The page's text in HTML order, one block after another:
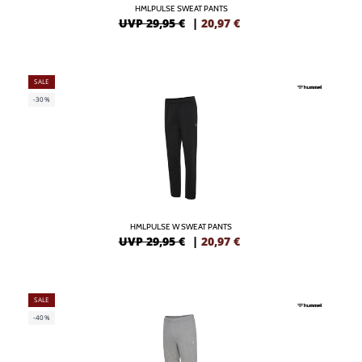
HMLPULSE SWEAT PANTS
UVP 29,95 € | 20,97 €
SALE
-30%
HMLPULSE W SWEAT PANTS
UVP 29,95 € | 20,97 €
SALE
-40%